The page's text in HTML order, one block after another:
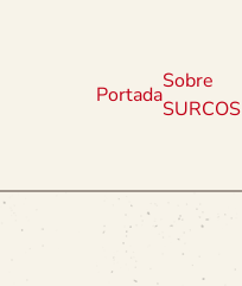
Portada
Sobre
SURCOS